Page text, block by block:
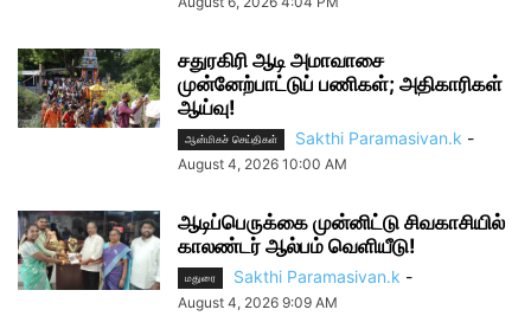
சதுரகிரி ஆடி அமாவாசை
முன்னேற்பாட்டுப் பணிகள்; அதிகாரிகள்
ஆய்வு!
ஆன்மிகச் செய்திகள் Sakthi Paramasivan.k -
August 4, 2026 10:00 AM
ஆடிப்பெருக்கை முன்னிட்டு சிவகாசியில்
காலண்டர் ஆல்பம் வெளியீடு!
மதுரை Sakthi Paramasivan.k -
August 4, 2026 9:09 AM